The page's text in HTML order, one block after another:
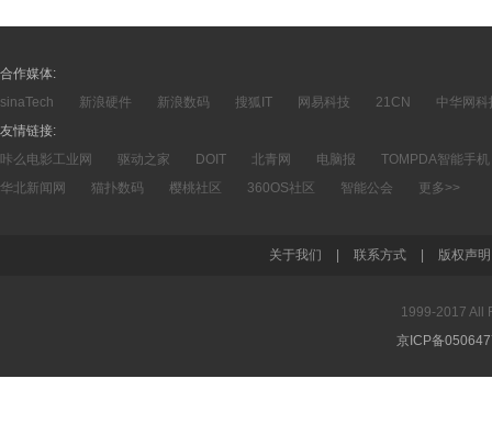
合作媒体:
sinaTech
新浪硬件 新浪数码 搜狐IT 网易科技 21CN
中华网科
友情链接:
咔么电影工业网
驱动之家 DOIT 北青网 电脑报
TOMPDA智能手机
华北新闻网
猫扑数码 樱桃社区 360OS社区 智能公会 更多>>
关于我们 联系方式 版权声明
1999-2017 All
京ICP备